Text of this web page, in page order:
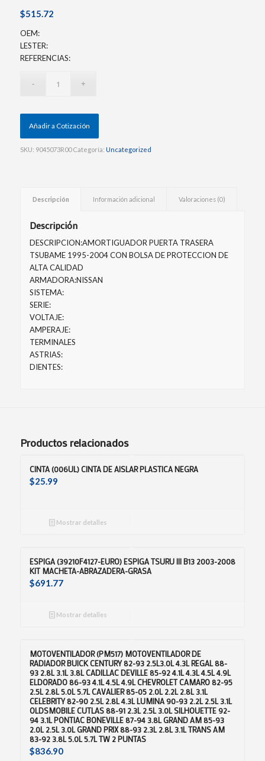
$515.72
OEM:
LESTER:
REFERENCIAS:
Añadir a Cotización
SKU: 9045073R00 Categoría: Uncategorized
Descripción Información adicional Valoraciones (0)
Descripción
DESCRIPCION:AMORTIGUADOR PUERTA TRASERA
TSUBAME 1995-2004 CON BOLSA DE PROTECCION DE
ALTA CALIDAD
ARMADORA:NISSAN
SISTEMA:
SERIE:
VOLTAJE:
AMPERAJE:
TERMINALES
ASTRIAS:
DIENTES:
Productos relacionados
CINTA (006UL) CINTA DE AISLAR PLASTICA NEGRA
$25.99
Mostrar detalles
ESPIGA (39210F4127-EURO) ESPIGA TSURU III B13 2003-2008
KIT MACHETA-ABRAZADERA-GRASA
$691.77
Mostrar detalles
MOTOVENTILADOR (PM517) MOTOVENTILADOR DE
RADIADOR BUICK CENTURY 82-93 2.5L3.0L 4.3L REGAL 88-
93 2.8L 3.1L 3.8L CADILLAC DEVILLE 85-92 4.1L 4.3L 4.5L 4.9L
ELDORADO 86-93 4.1L 4.5L 4.9L CHEVROLET CAMARO 82-95
2.5L 2.8L 5.0L 5.7L CAVALIER 85-05 2.0L 2.2L 2.8L 3.1L
CELEBRITY 82-90 2.5L 2.8L 4.3L LUMINA 90-93 2.2L 2.5L 3.1L
OLDSMOBILE CUTLAS 88-91 2.3L 2.5L 3.0L SILHOUETTE 92-
94 3.1L PONTIAC BONEVILLE 87-94 3.8L GRAND AM 85-93
2.0L 2.5L 3.0L GRAND PRIX 88-93 2.3L 2.8L 3.1L TRANS AM
83-92 3.8L 5.0L 5.7L TW 2 PUNTAS
$836.90